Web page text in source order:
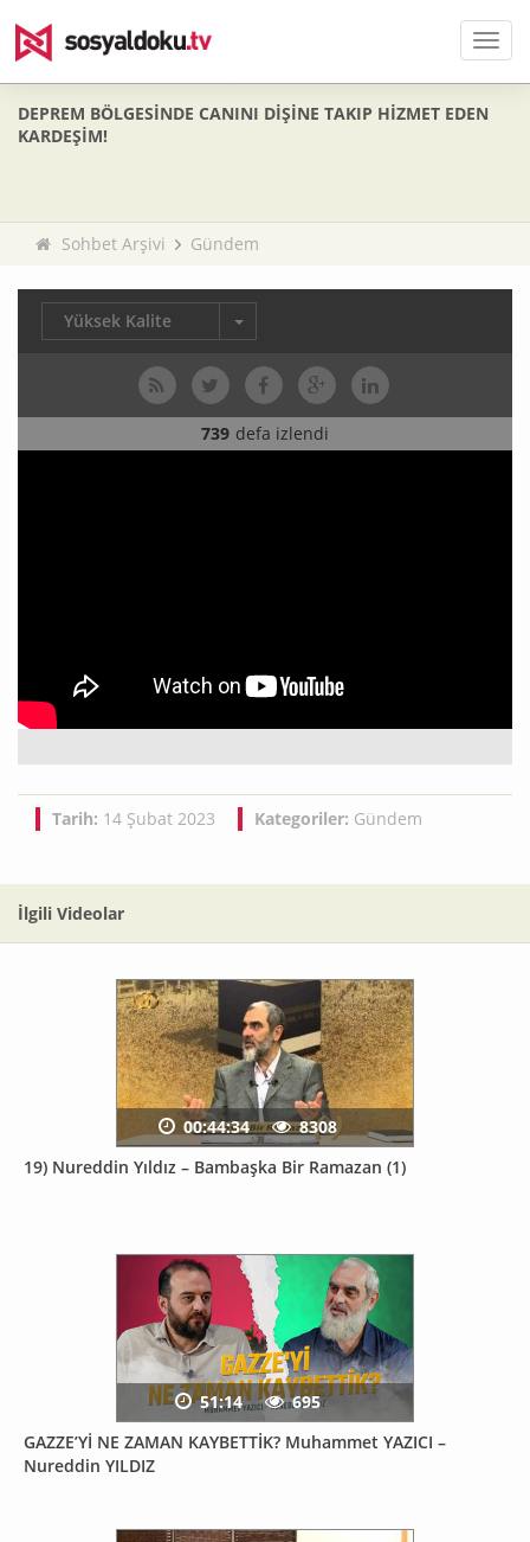
Menü
DEPREM BÖLGESİNDE CANINI DİŞİNE TAKIP HİZMET EDEN
KARDEŞİM!
Sohbet Arşivi Gündem
Yüksek Kalite
739 defa izlendi
Tarih: 14 Şubat 2023 Kategoriler: Gündem
İlgili Videolar
19) Nureddin Yıldız – Bambaşka Bir Ramazan (1)
00:44:34 8308
GAZZE’Yİ NE ZAMAN KAYBETTİK? Muhammet YAZICI –
Nureddin YILDIZ
51:14 695